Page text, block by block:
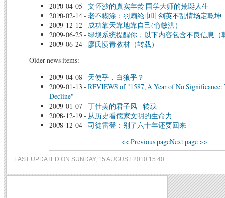
2010-04-05 - 文怀沙的真实年龄 国学大师的荒诞人生
2010-02-14- 老不糊涂：羽扇纶巾叶剑英不乱情场定乾坤
2009-12-12- 成功靠天靠地靠自己(俞敏洪）
2009-06-25 - 绿坝系统提醒你，以下内容包含不良信息（
2009-06-24- 廖氏愤青教材（转载）
Older news items:
2009-04-08 - 天使乎，白狼乎？
2009-01-13 - REVIEWS of "1587, A Year of No
Decline"
2009-01-07 - 丁仕美的君子风 - 转载
2008-12-19- 从历史看儒家文明的生命力
2008-12-04- 司徒雷登：别了六十年还要回来
<< Previous pageNext page >>
LAST UPDATED ON SUNDAY, 15 AUGUST 2010 15:40